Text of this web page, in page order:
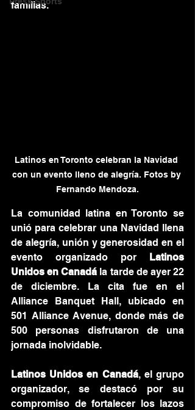
familias.
Latinos en Toronto celebran la Navidad
con un evento lleno de alegría. Fotos by
Fernando Mendoza.
La comunidad latina en Toronto se
unió para celebrar una Navidad llena
de alegría, unión y generosidad en el
evento organizado por Latinos
Unidos en Canadá la tarde de ayer 22
de diciembre. La cita fue en el
Alliance Banquet Hall, ubicado en
501 Alliance Avenue, donde más de
500 personas disfrutaron de una
jornada inolvidable.
Latinos Unidos en Canadá, el grupo
organizador, se destacó por su
compromiso de fortalecer los lazos